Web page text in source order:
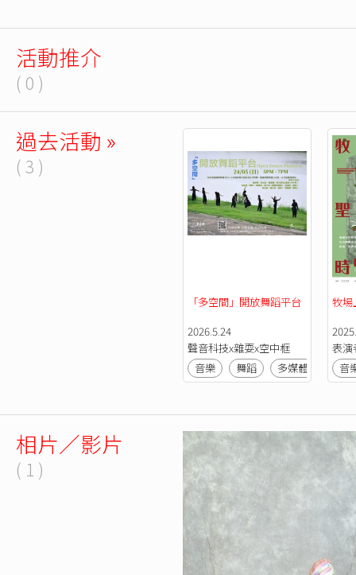
活動推介
( 0 )
過去活動 »
( 3 )
「多空間」開放舞蹈平台
2026.5.24
聲音科技x雜耍x空中框
音樂
舞蹈 多媒體
牧
表演
音
相片／影片
( 1 )